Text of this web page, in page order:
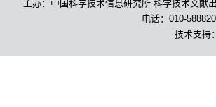
主办：中国科学技术信息研究所 科学技术文献
电话：010-
技术支持